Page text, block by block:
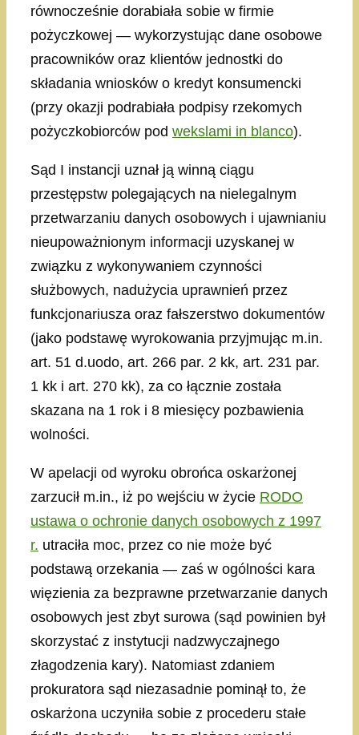
równocześnie dorabiała sobie w firmie
pożyczkowej — wykorzystując dane osobowe
pracowników oraz klientów jednostki do
składania wniosków o kredyt konsumencki
(przy okazji podrabiała podpisy rzekomych
pożyczkobiorców pod wekslami in blanco).
Sąd I instancji uznał ją winną ciągu
przestępstw polegających na nielegalnym
przetwarzaniu danych osobowych i ujawnianiu
nieupoważnionym informacji uzyskanej w
związku z wykonywaniem czynności
służbowych, nadużycia uprawnień przez
funkcjonariusza oraz fałszerstwo dokumentów
(jako podstawę wyrokowania przyjmując m.in.
art. 51 d.uodo, art. 266 par. 2 kk, art. 231 par.
1 kk i art. 270 kk), za co łącznie została
skazana na 1 rok i 8 miesięcy pozbawienia
wolności.
W apelacji od wyroku obrońca oskarżonej
zarzucił m.in., iż po wejściu w życie RODO
ustawa o ochronie danych osobowych z 1997
r. utraciła moc, przez co nie może być
podstawą orzekania — zaś w ogólności kara
więzienia za bezprawne przetwarzanie danych
osobowych jest zbyt surowa (sąd powinien był
skorzystać z instytucji nadzwyczajnego
złagodzenia kary). Natomiast zdaniem
prokuratora sąd niezasadnie pominął to, że
oskarżona uczyniła sobie z procederu stałe